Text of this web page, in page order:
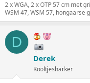
2 x WGA, 2 x OTP 57 cm met
WSM 47, WSM 57, hongaarse
D
Derek
Kooltjesharker